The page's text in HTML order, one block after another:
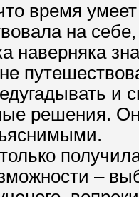
время
на
наверняка
и
решения.
–